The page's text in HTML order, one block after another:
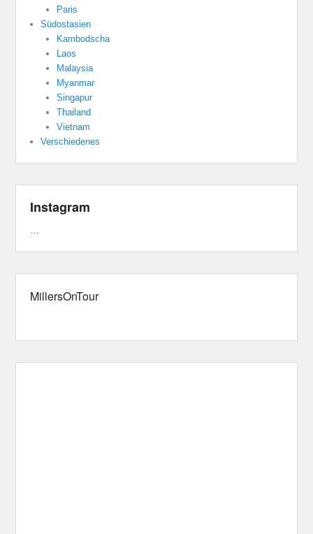
Paris
Südostasien
Kambodscha
Laos
Malaysia
Myanmar
Singapur
Thailand
Vietnam
Verschiedenes
Instagram
MillersOnTour